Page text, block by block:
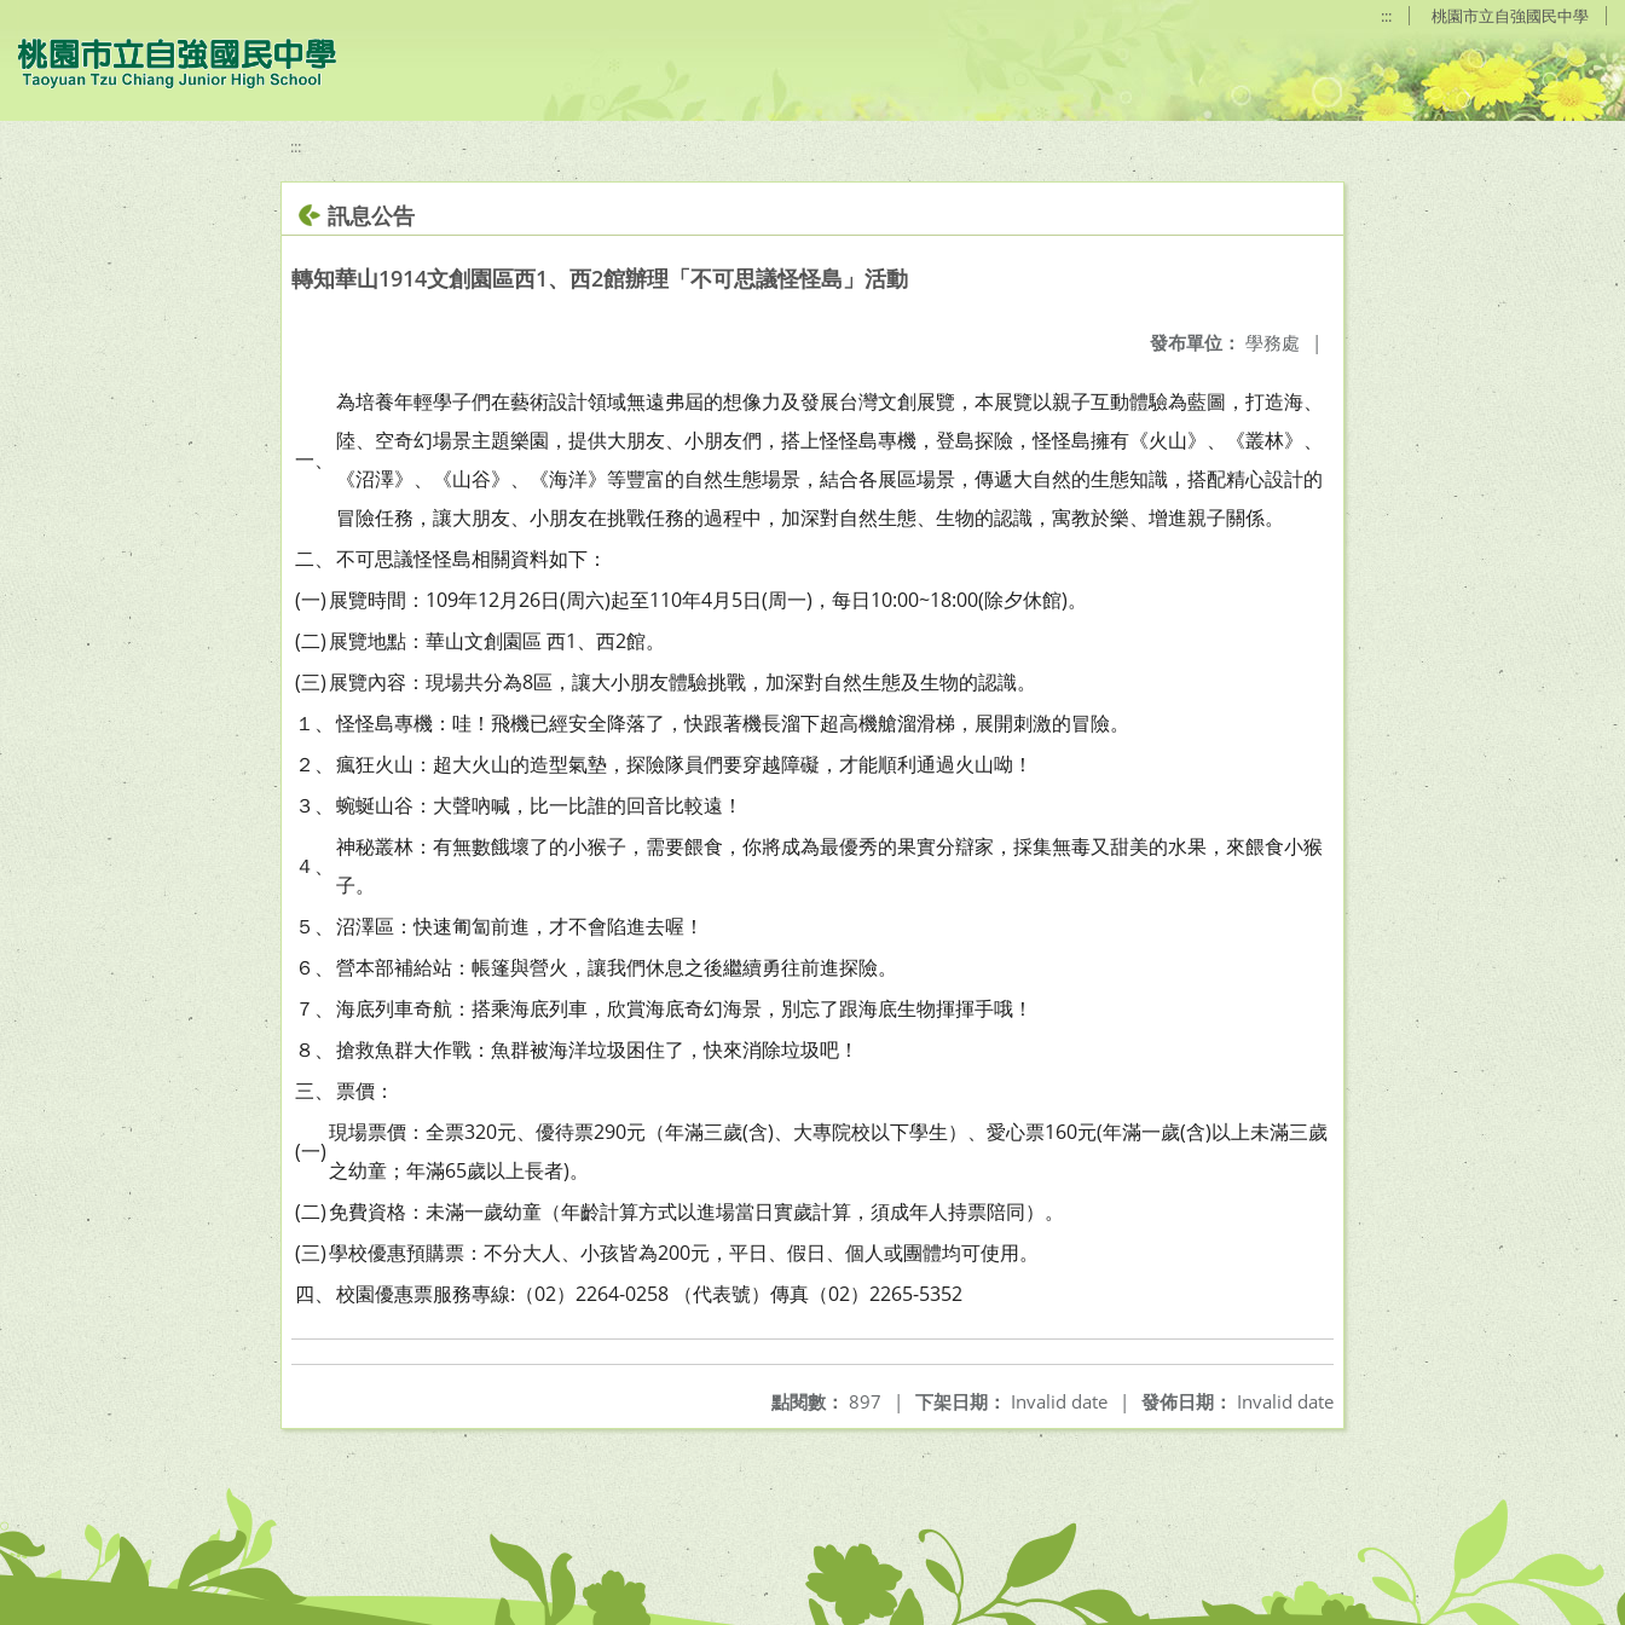
::: 桃園市立自強國民中學
:::
訊息公告
轉知華山1914文創園區西1、西2館辦理「不可思議怪怪島」活動
發布單位： 學務處 |
一、
為培養年輕學子們在藝術設計領域無遠弗屆的想像力及發展台灣文創展覽，本展覽以親子互動體驗為藍圖，打造海、
陸、空奇幻場景主題樂園，提供大朋友、小朋友們，搭上怪怪島專機，登島探險，怪怪島擁有《火山》、《叢林》、
《沼澤》、《山谷》、《海洋》等豐富的自然生態場景，結合各展區場景，傳遞大自然的生態知識，搭配精心設計的
冒險任務，讓大朋友、小朋友在挑戰任務的過程中，加深對自然生態、生物的認識，寓教於樂、增進親子關係。
二、 不可思議怪怪島相關資料如下：
(一)展覽時間：109年12月26日(周六)起至110年4月5日(周一)，每日10:00~18:00(除夕休館)。
(二)展覽地點：華山文創園區 西1、西2館。
(三)展覽內容：現場共分為8區，讓大小朋友體驗挑戰，加深對自然生態及生物的認識。
１、 怪怪島專機：哇！飛機已經安全降落了，快跟著機長溜下超高機艙溜滑梯，展開刺激的冒險。
２、 瘋狂火山：超大火山的造型氣墊，探險隊員們要穿越障礙，才能順利通過火山呦！
３、 蜿蜒山谷：大聲吶喊，比一比誰的回音比較遠！
４、
神秘叢林：有無數餓壞了的小猴子，需要餵食，你將成為最優秀的果實分辯家，採集無毒又甜美的水果，來餵食小猴
子。
５、 沼澤區：快速匍匐前進，才不會陷進去喔！
６、 營本部補給站：帳篷與營火，讓我們休息之後繼續勇往前進探險。
７、 海底列車奇航：搭乘海底列車，欣賞海底奇幻海景，別忘了跟海底生物揮揮手哦！
８、 搶救魚群大作戰：魚群被海洋垃圾困住了，快來消除垃圾吧！
三、
票價：
(一)
現場票價：全票320元、優待票290元（年滿三歲(含)、大專院校以下學生）、愛心票160元(年滿一歲(含)以上未滿三歲
之幼童；年滿65歲以上長者)。
(二)免費資格：未滿一歲幼童（年齡計算方式以進場當日實歲計算，須成年人持票陪同）。
(三)學校優惠預購票：不分大人、小孩皆為200元，平日、假日、個人或團體均可使用。
四、 校園優惠票服務專線:（02）2264-0258 （代表號）傳真（02）2265-5352
發佈日期： Invalid date
下架日期： Invalid date |
點閱數： 897 |